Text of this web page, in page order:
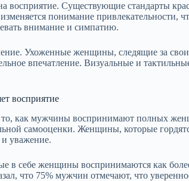
восприятие. Существующие стандарты
понимание привлекательности,
внимание и симпатию.
Ухоженные женщины, следящие за
впечатление. Визуальные и
восприятие
то, как мужчины воспринимают полных
самооценки. Женщины, которые
и уважение.
в себе женщины воспринимаются как
что 75% мужчин отмечают, что